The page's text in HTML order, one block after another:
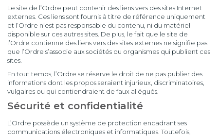
Le site de l’Ordre peut contenir des liens vers des sites Internet
externes. Ces liens sont fournis à titre de référence uniquement
et l’Ordre n’est pas responsable du contenu, ni du matériel
disponible sur ces autres sites. De plus, le fait que le site de
l’Ordre contienne des liens vers des sites externes ne signifie pas
que l’Ordre s’associe aux sociétés ou organismes qui publient ces
sites.
En tout temps, l’Ordre se réserve le droit de ne pas publier des
informations dont les propos seraient injurieux, discriminatoires,
vulgaires ou qui contiendraient de faux allégués.
Sécurité et confidentialité
L’Ordre possède un système de protection encadrant ses
communications électroniques et informatiques. Toutefois,